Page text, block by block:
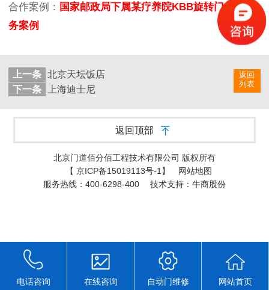
合作案例： 国家邮政局下属某疗养院KBB旋转门保养服
务案例
返回
列表
上一条 北京天坛饭店
下一条
上海迪士尼
返回顶部
北京门道佰分佰工程技术有限公司 版权所有
【 京ICP备15019113号-1】 网站地图
服务热线：400-6298-400 技术支持：牛商股份
电话咨询 在线咨询 自动门维修 网站首页